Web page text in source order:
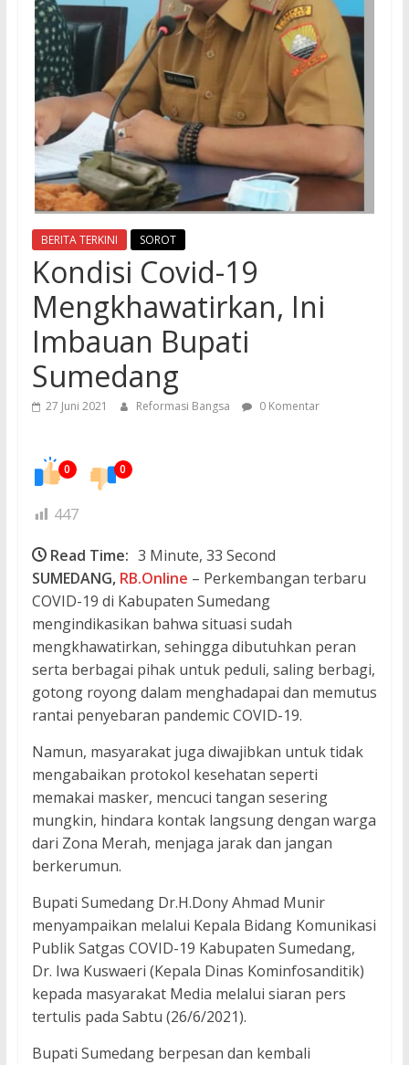
BERITA TERKINI SOROT
Kondisi Covid-19
Mengkhawatirkan, Ini
Imbauan Bupati
Sumedang
27 Juni 2021 Reformasi Bangsa 0 Komentar
0 0
447
Read Time: 3 Minute, 33 Second
SUMEDANG, RB.Online – Perkembangan terbaru
COVID-19 di Kabupaten Sumedang
mengindikasikan bahwa situasi sudah
mengkhawatirkan, sehingga dibutuhkan peran
serta berbagai pihak untuk peduli, saling berbagi,
gotong royong dalam menghadapai dan memutus
rantai penyebaran pandemic COVID-19.
Namun, masyarakat juga diwajibkan untuk tidak
mengabaikan protokol kesehatan seperti
memakai masker, mencuci tangan sesering
mungkin, hindara kontak langsung dengan warga
dari Zona Merah, menjaga jarak dan jangan
berkerumun.
Bupati Sumedang Dr.H.Dony Ahmad Munir
menyampaikan melalui Kepala Bidang Komunikasi
Publik Satgas COVID-19 Kabupaten Sumedang,
Dr. Iwa Kuswaeri (Kepala Dinas Kominfosanditik)
kepada masyarakat Media melalui siaran pers
tertulis pada Sabtu (26/6/2021).
Bupati Sumedang berpesan dan kembali